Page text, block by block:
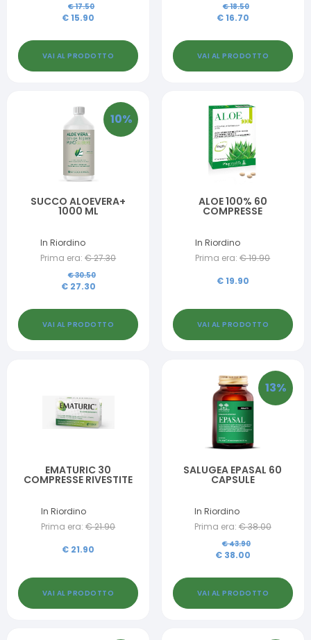
€17.50
€15.90
VAI AL PRODOTTO
€18.50
€16.70
VAI AL PRODOTTO
10%
SUCCO ALOEVERA+
1000 ML
In Riordino
Prima era: €27.30
€30.50
€ 27.30
VAI AL PRODOTTO
ALOE 100% 60
COMPRESSE
In Riordino
Prima era: €19.90
€19.90
VAI AL PRODOTTO
EMATURIC 30
COMPRESSE RIVESTITE
In Riordino
Prima era: €21.90
€ 21.90
VAI AL PRODOTTO
13%
SALUGEA EPASAL 60
CAPSULE
In Riordino
Prima era: €38.00
€43.90
€ 38.00
VAI AL PRODOTTO